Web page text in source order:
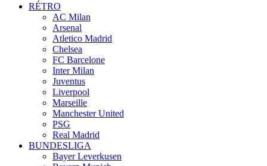
RÉTRO
AC Milan
Arsenal
Atletico Madrid
Chelsea
FC Barcelone
Inter Milan
Juventus
Liverpool
Marseille
Manchester United
PSG
Real Madrid
BUNDESLIGA
Bayer Leverkusen